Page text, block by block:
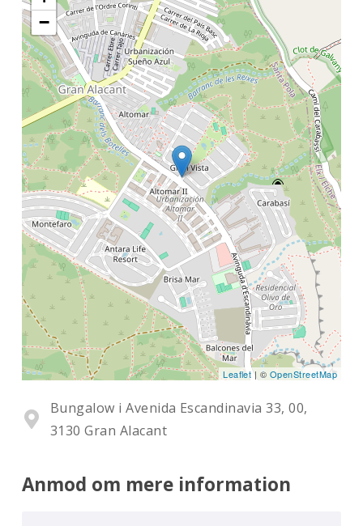
−
Leaflet| © OpenStreetMap
Bungalow i Avenida Escandinavia 33, 00,
3130 Gran Alacant
Anmod om mere information